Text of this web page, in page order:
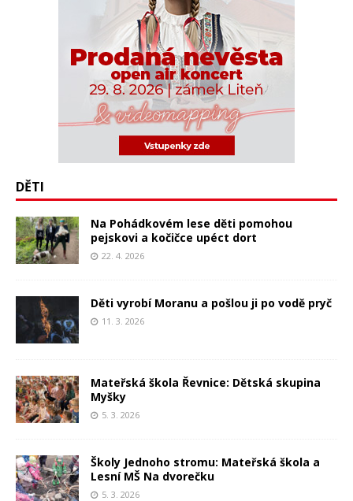
DĚTI
Na Pohádkovém lese děti pomohou
pejskovi a kočičce upéct dort
22. 4. 2026
Děti vyrobí Moranu a pošlou ji po vodě pryč
11. 3. 2026
Mateřská škola Řevnice: Dětská skupina
Myšky
5. 3. 2026
Školy Jednoho stromu: Mateřská škola a
Lesní MŠ Na dvorečku
5. 3. 2026